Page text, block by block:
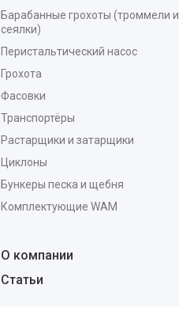
Барабанные грохоты (троммели и
сеялки)
Перистальтический насос
Грохота
Фасовки
Транспортёры
Растарщики и затарщики
Циклоны
Бункеры песка и щебня
Комплектующие WAM
О компании
Статьи